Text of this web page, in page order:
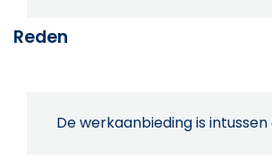
Reden
De werkaanbieding is intussen